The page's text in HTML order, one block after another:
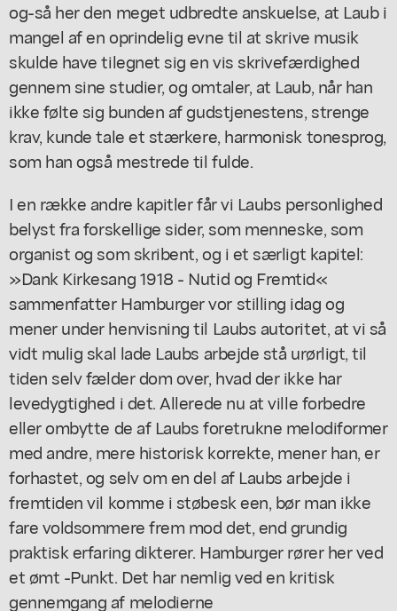
og-så her den meget udbredte anskuelse, at Laub i
mangel af en oprindelig evne til at skrive musik
skulde have tilegnet sig en vis skrivefærdighed
gennem sine studier, og omtaler, at Laub, når han
ikke følte sig bunden af gudstjenestens, strenge
krav, kunde tale et stærkere, harmonisk tonesprog,
som han også mestrede til fulde.
I en række andre kapitler får vi Laubs personlighed
belyst fra forskellige sider, som menneske, som
organist og som skribent, og i et særligt kapitel:
»Dank Kirkesang 1918 - Nutid og Fremtid«
sammenfatter Hamburger vor stilling idag og
mener under henvisning til Laubs autoritet, at vi så
vidt mulig skal lade Laubs arbejde stå urørligt, til
tiden selv fælder dom over, hvad der ikke har
levedygtighed i det. Allerede nu at ville forbedre
eller ombytte de af Laubs foretrukne melodiformer
med andre, mere historisk korrekte, mener han, er
forhastet, og selv om en del af Laubs arbejde i
fremtiden vil komme i støbesk een, bør man ikke
fare voldsommere frem mod det, end grundig
praktisk erfaring dikterer. Hamburger rører her ved
et ømt -Punkt. Det har nemlig ved en kritisk
gennemgang af melodierne